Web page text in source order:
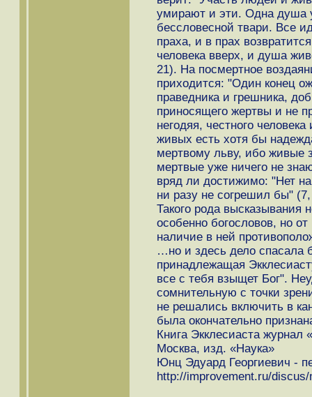
умирают и эти. Одна душа
бессловесной твари. Все
праха, и в прах
человека вверх, и душа
21). На посмертное
приходится: "Один конец
праведника и грешника,
приносящего жертвы и не
негодяя, честного
живых есть хотя бы
мертвому льву, ибо живые
мертвые уже ничего не
вряд ли достижимо: "Нет на
ни разу не согрешил бы"
Такого рода высказывания
особенно богословов, но от
наличие в ней
…но и здесь дело спасала
принадлежащая
все с тебя взыщет Бог".
сомнительную с точки
не решались включить в
была окончательно
Книга Экклесиаста
Москва, изд. «Наука»
Юнц Эдуард Георгиевич -
http://improvement.ru/